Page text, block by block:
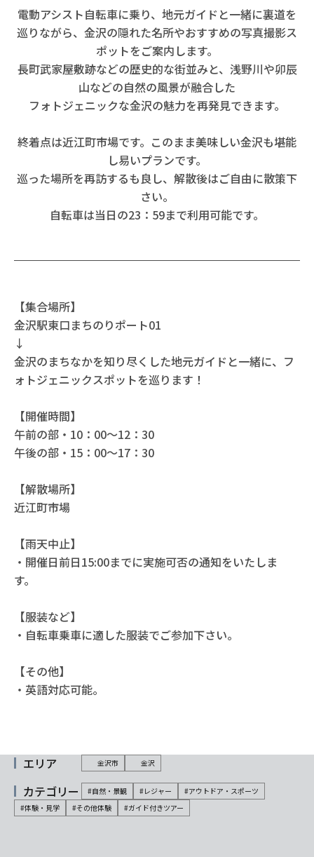
電動アシスト自転車に乗り、地元ガイドと一緒に裏道を
巡りながら、金沢の隠れた名所やおすすめの写真撮影ス
ポットをご案内します。
長町武家屋敷跡などの歴史的な街並みと、浅野川や卯辰
山などの自然の風景が融合した
フォトジェニックな金沢の魅力を再発見できます。
終着点は近江町市場です。このまま美味しい金沢も堪能
し易いプランです。
巡った場所を再訪するも良し、解散後はご自由に散策下
さい。
自転車は当日の23：59まで利用可能です。
【集合場所】
金沢駅東口まちのりポート01
↓
金沢のまちなかを知り尽くした地元ガイドと一緒に、フ
ォトジェニックスポットを巡ります！
【開催時間】
午前の部・10：00～12：30
午後の部・15：00～17：30
【解散場所】
近江町市場
【雨天中止】
・開催日前日15:00までに実施可否の通知をいたしま
す。
【服装など】
・自転車乗車に適した服装でご参加下さい。
【その他】
・英語対応可能。
エリア 金沢市 金沢
カテゴリー #自然・景観 #レジャー
#アウトドア・スポーツ
#体験・見学
#その他体験 #ガイド付きツアー